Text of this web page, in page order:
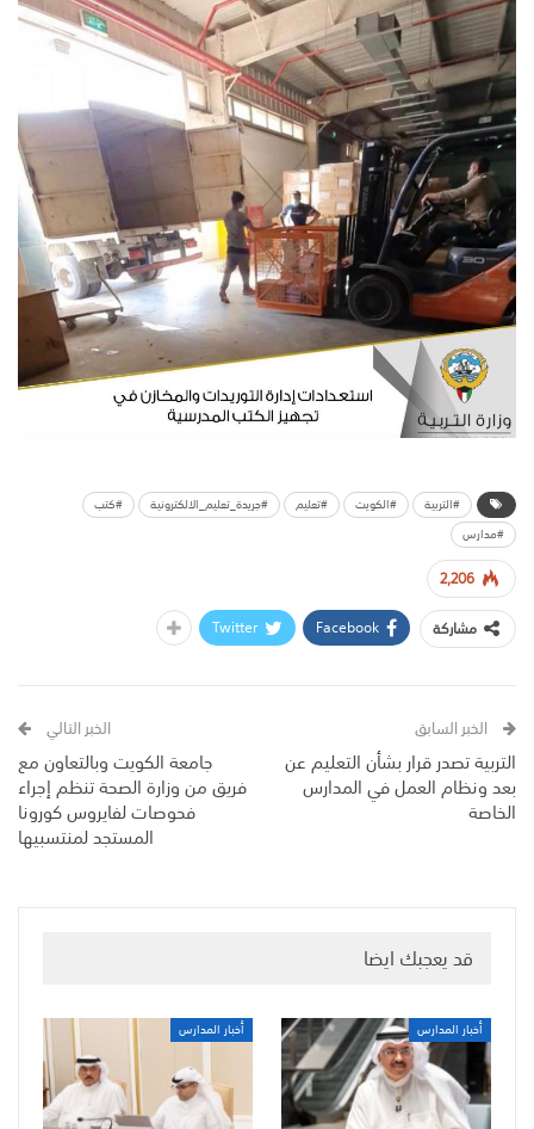
#التربية #الكويت #تعليم #جريدة_تعليم_الالكترونية
#كتب
#مدارس
2,206
مشاركة
Facebook
Twitter
الخبر السابق
التربية تصدر قرار بشأن التعليم عن
بعد ونظام العمل في المدارس
الخاصة
الخبر التالي
جامعة الكويت وبالتعاون مع
فريق من وزارة الصحة تنظم إجراء
فحوصات لفايروس كورونا
المستجد لمنتسبيها
قد يعجبك ايضا
أخبار المدارس أخبار المدارس